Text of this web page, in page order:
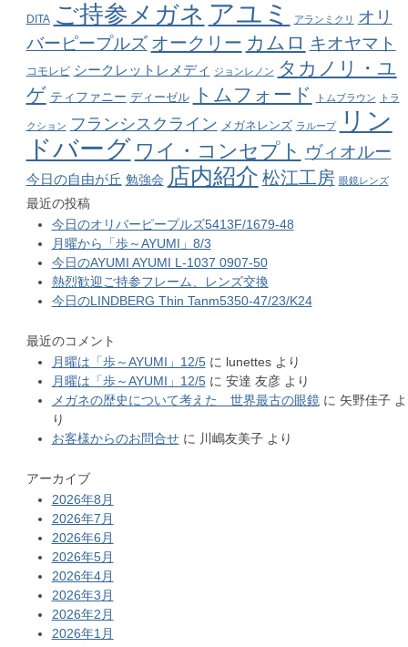
DITA ご持参メガネ アユミ アランミクリ
オリ
バーピープルズ オークリー カムロ キオヤマト
コモレビ シークレットレメディ ジョンレノン タカノリ・ユ
ゲ ティファニー ディーゼル トムフォード トムブラウン トラ
クション フランシスクライン メガネレンズ ラループ
リン
ドバーグ ワイ・コンセプト ヴィオルー
今日の自由が丘 勉強会 店内紹介 松江工房 眼鏡レンズ
最近の投稿
今日のオリバーピープルズ5413F/1679-48
月曜から「歩～AYUMI」8/3
今日のAYUMI AYUMI L-1037 0907-50
熱烈歓迎ご持参フレーム、レンズ交換
今日のLINDBERG Thin Tanm5350-47/23/K24
最近のコメント
月曜は「歩～AYUMI」12/5に lunettesより
月曜は「歩～AYUMI」12/5に 安達 友彦より
メガネの歴史について考えた 世界最古の眼鏡に 矢野佳子よ
り
お客様からのお問合せに 川嶋友美子より
アーカイブ
2026年8月
2026年7月
2026年6月
2026年5月
2026年4月
2026年3月
2026年2月
2026年1月